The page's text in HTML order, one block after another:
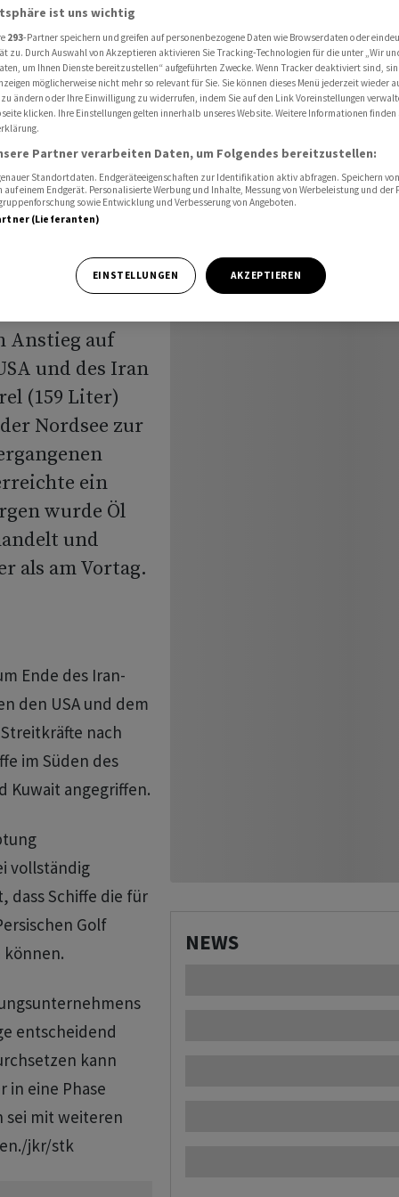
Angriffen auf den Iran
nur
US-
mit
Anstieg auf
und des Iran
(159 Liter)
Nordsee zur
ein
wurde Öl
und
als am Vortag.
Ende des Iran-
den USA und dem
nach
im Süden des
Kuwait angegriffen.
vollständig
dass Schiffe die für
Golf
können.
entscheidend
kann
in eine Phase
sei mit weiteren
jkr/stk
NEWS
ist uns wichtig
293-Partner speichern und greifen auf personenbezogene Daten wie Browserdaten oder
zu. Durch Auswahl von Akzeptieren aktivieren Sie Tracking-Technologien für die unter „Wir
um Ihnen Dienste bereitzustellen“ aufgeführten Zwecke. Wenn Tracker deaktiviert sind,
möglicherweise nicht mehr so relevant für Sie. Sie können dieses Menü jederzeit wieder
ändern oder Ihre Einwilligung zu widerrufen, indem Sie auf den Link Voreinstellungen
klicken. Ihre Einstellungen gelten innerhalb unseres Website. Weitere Informationen finden
Partner verarbeiten Daten, um Folgendes bereitzustellen:
Standortdaten. Endgeräteeigenschaften zur Identifikation aktiv abfragen. Speichern
einem Endgerät. Personalisierte Werbung und Inhalte, Messung von Werbeleistung und der
sowie Entwicklung und Verbesserung von Angeboten.
(Lieferanten)
EINSTELLUNGEN AKZEPTIEREN